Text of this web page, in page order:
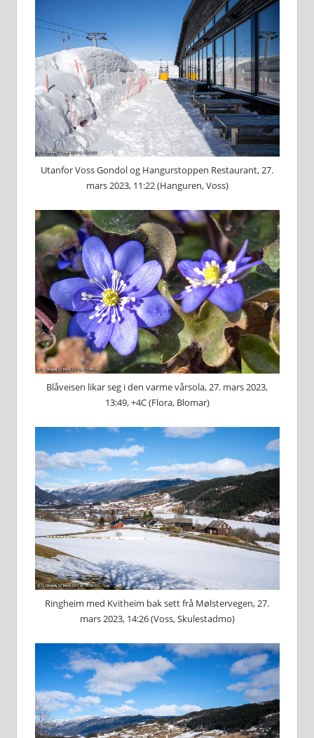
Utanfor Voss Gondol og Hangurstoppen Restaurant, 27.
mars 2023, 11:22 (Hanguren, Voss)
Blåveisen likar seg i den varme vårsola, 27. mars 2023,
13:49, +4C (Flora, Blomar)
Ringheim med Kvitheim bak sett frå Mølstervegen, 27.
mars 2023, 14:26 (Voss, Skulestadmo)